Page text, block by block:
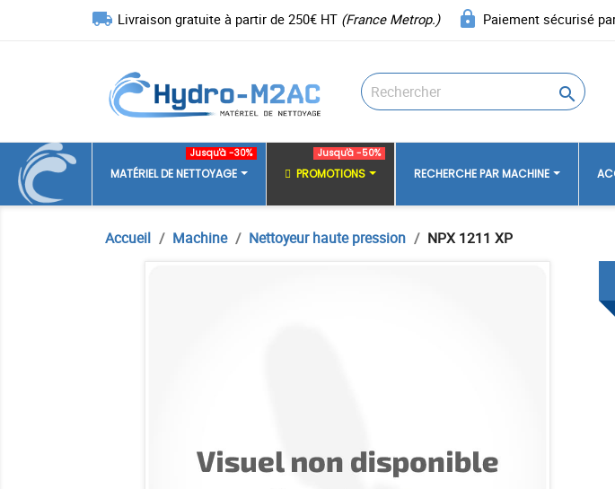
local_shipping Livraison gratuite à partir de 250€ HT (France Metrop.) lock Paiement sécurisé

MATÉRIEL DE NETTOYAGE
Jusqu'à -30%
PROMOTIONS
Jusqu'à -50%
RECHERCHE PAR MACHINE
Accueil Machine Nettoyeur haute pression NPX 1211 XP